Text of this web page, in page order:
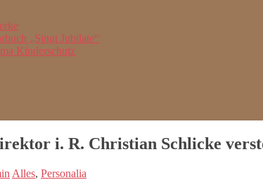
„Singt Jubilate“
Kinderschutz
i. R. Christian Schlicke
Alles, Personalia